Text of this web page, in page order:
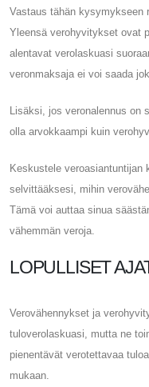
Vastaus tähän kysymykseen
Yleensä verohyvitykset ovat
alentavat verolaskuasi
veronmaksaja ei voi saada
Lisäksi, jos veronalennus
olla arvokkaampi kuin
Keskustele
selvittääksesi, mihin
Tämä voi auttaa sinua
vähemmän veroja.
LOPULLISET
Verovähennykset ja
tuloverolaskuasi, mutta ne
pienentävät verotettavaa
mukaan.